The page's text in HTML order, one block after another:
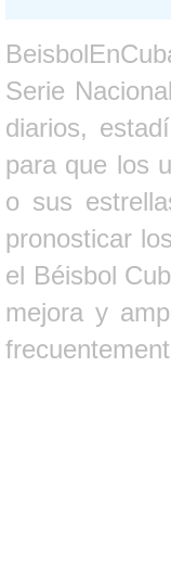
Serie
diarios,
para que los
o sus
pronosticar
el Béisbol
mejora y